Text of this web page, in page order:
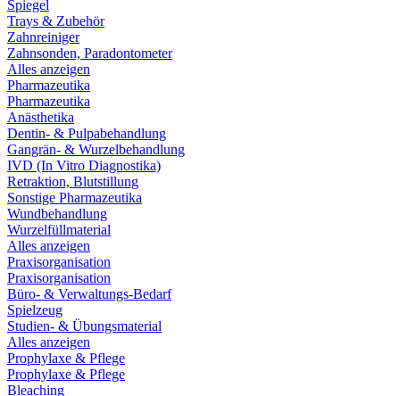
Spiegel
Trays & Zubehör
Zahnreiniger
Zahnsonden, Paradontometer
Alles anzeigen
Pharmazeutika
Pharmazeutika
Anästhetika
Dentin- & Pulpabehandlung
Gangrän- & Wurzelbehandlung
IVD (In Vitro Diagnostika)
Retraktion, Blutstillung
Sonstige Pharmazeutika
Wundbehandlung
Wurzelfüllmaterial
Alles anzeigen
Praxisorganisation
Praxisorganisation
Büro- & Verwaltungs-Bedarf
Spielzeug
Studien- & Übungsmaterial
Alles anzeigen
Prophylaxe & Pflege
Prophylaxe & Pflege
Bleaching